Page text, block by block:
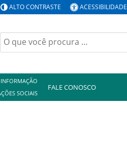
ALTO CONTRASTE ACESSIBILIDADE
Buscar
por:
SOCIAIS
FALE CONOSCO